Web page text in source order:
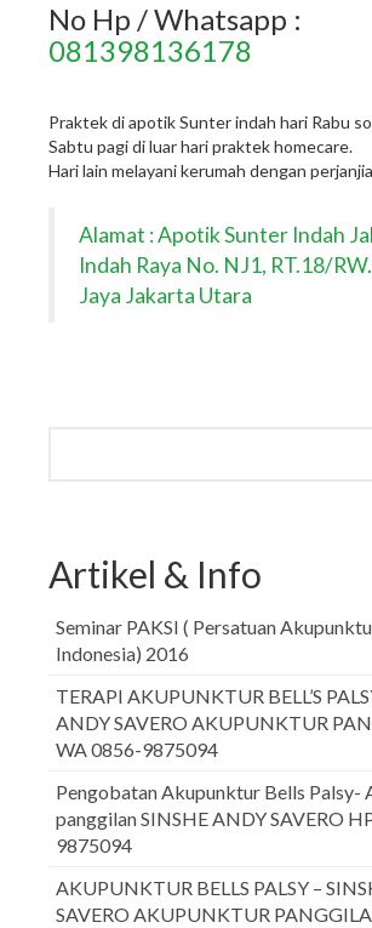
No Hp / Whatsapp :
081398136178
Praktek di apotik Sunter indah hari Rabu
Sabtu pagi di luar hari praktek homecare.
Hari lain melayani kerumah dengan
Alamat : Apotik Sunter Indah
Indah Raya No. NJ1, RT.18/
Jaya Jakarta Utara
Artikel & Info
Seminar PAKSI ( Persatuan
Indonesia) 2016
TERAPI AKUPUNKTUR BELL’S
ANDY SAVERO AKUPUNKTUR
WA 0856-9875094
Pengobatan Akupunktur Bells Palsy-
panggilan SINSHE ANDY SAVERO
9875094
AKUPUNKTUR BELLS PALSY –
SAVERO AKUPUNKTUR